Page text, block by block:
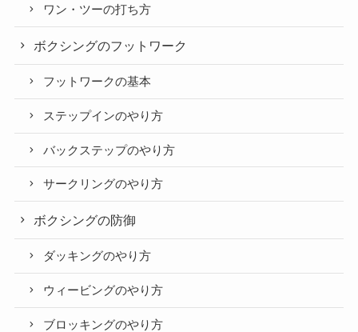
ワン・ツーの打ち方
ボクシングのフットワーク
フットワークの基本
ステップインのやり方
バックステップのやり方
サークリングのやり方
ボクシングの防御
ダッキングのやり方
ウィービングのやり方
ブロッキングのやり方